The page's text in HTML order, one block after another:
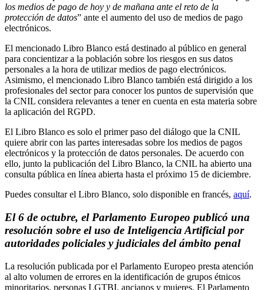
los medios de pago de hoy y de mañana ante el reto de la
protección de datos” ante el aumento del uso de medios de pago
electrónicos.
El mencionado Libro Blanco está destinado al público en general
para concientizar a la población sobre los riesgos en sus datos
personales a la hora de utilizar medios de pago electrónicos.
Asimismo, el mencionado Libro Blanco también está dirigido a los
profesionales del sector para conocer los puntos de supervisión que
la CNIL considera relevantes a tener en cuenta en esta materia sobre
la aplicación del RGPD.
El Libro Blanco es solo el primer paso del diálogo que la CNIL
quiere abrir con las partes interesadas sobre los medios de pagos
electrónicos y la protección de datos personales. De acuerdo con
ello, junto la publicación del Libro Blanco, la CNIL ha abierto una
consulta pública en línea abierta hasta el próximo 15 de diciembre.
Puedes consultar el Libro Blanco, solo disponible en francés, aquí.
El 6 de octubre, el Parlamento Europeo publicó una
resolución sobre el uso de Inteligencia Artificial por
autoridades policiales y judiciales del ámbito penal
La resolución publicada por el Parlamento Europeo presta atención
al alto volumen de errores en la identificación de grupos étnicos
minoritarios, personas LGTBI, ancianos y mujeres. El Parlamento